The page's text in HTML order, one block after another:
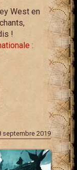
West en
!
:
septembre 2019